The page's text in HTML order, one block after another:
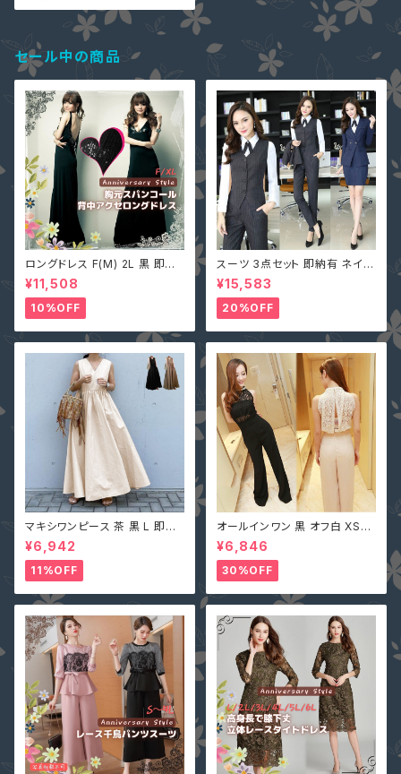
ール 切替 QY-13226
セール中の商品
ロングドレス F(M) 2L 黒 即納
マキシワンピース キャバ嬢 パー
ティードレス スパンコール 二次
会 大きいサイズ YJ-6536 レデ
ィース 背中開き ノースリーブ イ
ブニングドレス
¥11,508
10%OFF
スーツ 3点セット 即納有 ネイビ
ー グレー S M L 2L 3L 4L 大
きいサイズ パンツ or スカート＋
ジャケット＋ベスト ストライプ X
Z-X10083
¥15,583
20%OFF
マキシワンピース 茶 黒 L 即納
オフベージュレディース Vネック
nclq496 ロング ギャザー フレ
アー ノースリーブ 夏 森ガール
袖なし
¥6,942
11%OFF
オールインワン 黒 オフ白 XS-X
L 即納 パンツドレス 襟ビジュー
フェイクパール レース シースル
ー ホルターネック 背中開き オ
フホワイト 無地 2161366
¥6,846
30%OFF